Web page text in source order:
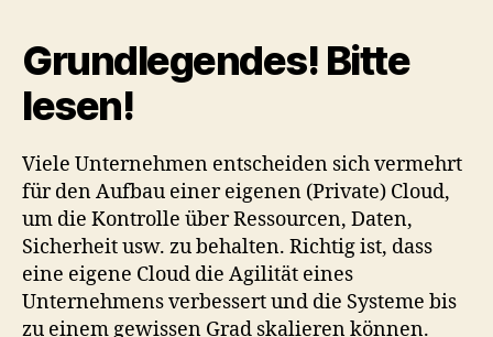
Grundlegendes! Bitte
lesen!
Viele Unternehmen entscheiden sich vermehrt
für den Aufbau einer eigenen (Private) Cloud,
um die Kontrolle über Ressourcen, Daten,
Sicherheit usw. zu behalten. Richtig ist, dass
eine eigene Cloud die Agilität eines
Unternehmens verbessert und die Systeme bis
zu einem gewissen Grad skalieren können.